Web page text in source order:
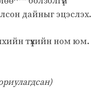
дайныг эцэслэх.
түүхийн ном юм.